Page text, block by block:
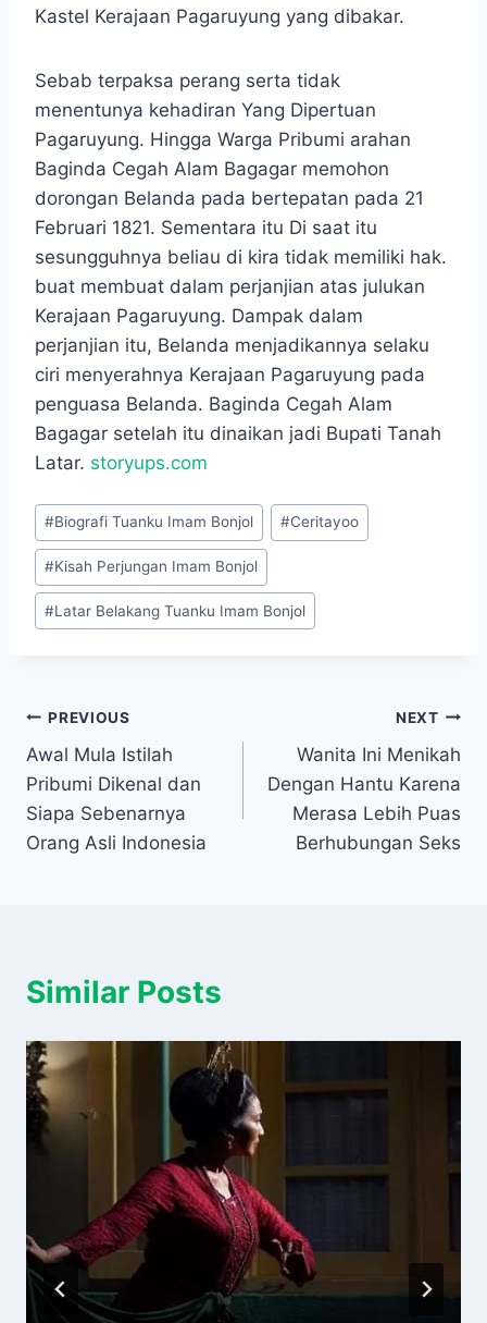
Kastel Kerajaan Pagaruyung yang dibakar.
Sebab terpaksa perang serta tidak
menentunya kehadiran Yang Dipertuan
Pagaruyung. Hingga Warga Pribumi arahan
Baginda Cegah Alam Bagagar memohon
dorongan Belanda pada bertepatan pada 21
Februari 1821. Sementara itu Di saat itu
sesungguhnya beliau di kira tidak memiliki hak.
buat membuat dalam perjanjian atas julukan
Kerajaan Pagaruyung. Dampak dalam
perjanjian itu, Belanda menjadikannya selaku
ciri menyerahnya Kerajaan Pagaruyung pada
penguasa Belanda. Baginda Cegah Alam
Bagagar setelah itu dinaikan jadi Bupati Tanah
Latar. storyups.com
Post
Tags:
#Biografi Tuanku Imam Bonjol #Ceritayoo
#Kisah Perjungan Imam Bonjol
#Latar Belakang Tuanku Imam Bonjol
Navigasi
pos
PREVIOUS
Awal Mula Istilah
Pribumi Dikenal dan
Siapa Sebenarnya
Orang Asli Indonesia
NEXT
Wanita Ini Menikah
Dengan Hantu Karena
Merasa Lebih Puas
Berhubungan Seks
Similar Posts